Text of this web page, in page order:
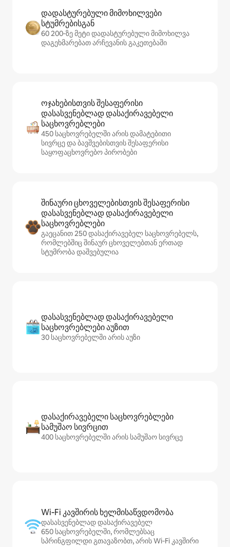
დადასტურებული მიმოხილვები
სტუმრებისგან
60 200‑ზე მეტი დადასტურებული მიმოხილვა
დაგეხმარებათ არჩევანის გაკეთებაში
ოჯახებისთვის შესაფერისი
დასასვენებლად დასაქირავებელი
საცხოვრებლები
450 საცხოვრებელში არის დამატებითი
სივრცე და ბავშვებისთვის შესაფერისი
საყოფაცხოვრებო პირობები
შინაური ცხოველებისთვის შესაფერისი
დასასვენებლად დასაქირავებელი
საცხოვრებლები
გაეცანით 250 დასაქირავებელ საცხოვრებელს,
რომლებშიც შინაურ ცხოველებთან ერთად
სტუმრობა დაშვებულია
დასასვენებლად დასაქირავებელი
საცხოვრებლები აუზით
30 საცხოვრებელში არის აუზი
დასაქირავებელი საცხოვრებლები
სამუშაო სივრცით
400 საცხოვრებელში არის სამუშაო სივრცე
Wi‑Fi კავშირის ხელმისაწვდომობა
დასასვენებლად დასაქირავებელ
650 საცხოვრებელში, რომლებსაც
სპრინგფილდი გთავაზობთ, არის Wi‑Fi კავშირი